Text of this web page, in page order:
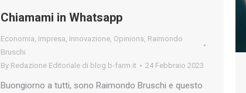
Chiamami in Whatsapp
Economia, Impresa, Innovazione, Opinions, Raimondo
Bruschi
By Redazione Editoriale di blog.b-farm.it 24 Febbraio 2023
Buongiorno a tutti, sono Raimondo Bruschi e questo